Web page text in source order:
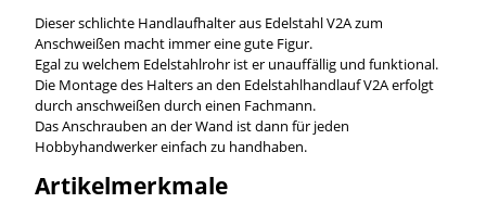
Dieser schlichte Handlaufhalter aus Edelstahl V2A zum
Anschweißen macht immer eine gute Figur.
Egal zu welchem Edelstahlrohr ist er unauffällig und funktional.
Die Montage des Halters an den Edelstahlhandlauf V2A erfolgt
durch anschweißen durch einen Fachmann.
Das Anschrauben an der Wand ist dann für jeden
Hobbyhandwerker einfach zu handhaben.
Artikelmerkmale